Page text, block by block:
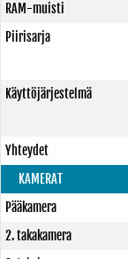
RAM-muisti
Piirisarja
Käyttöjärjestelmä
Yhteydet
KAMERAT
Pääkamera
2. takakamera